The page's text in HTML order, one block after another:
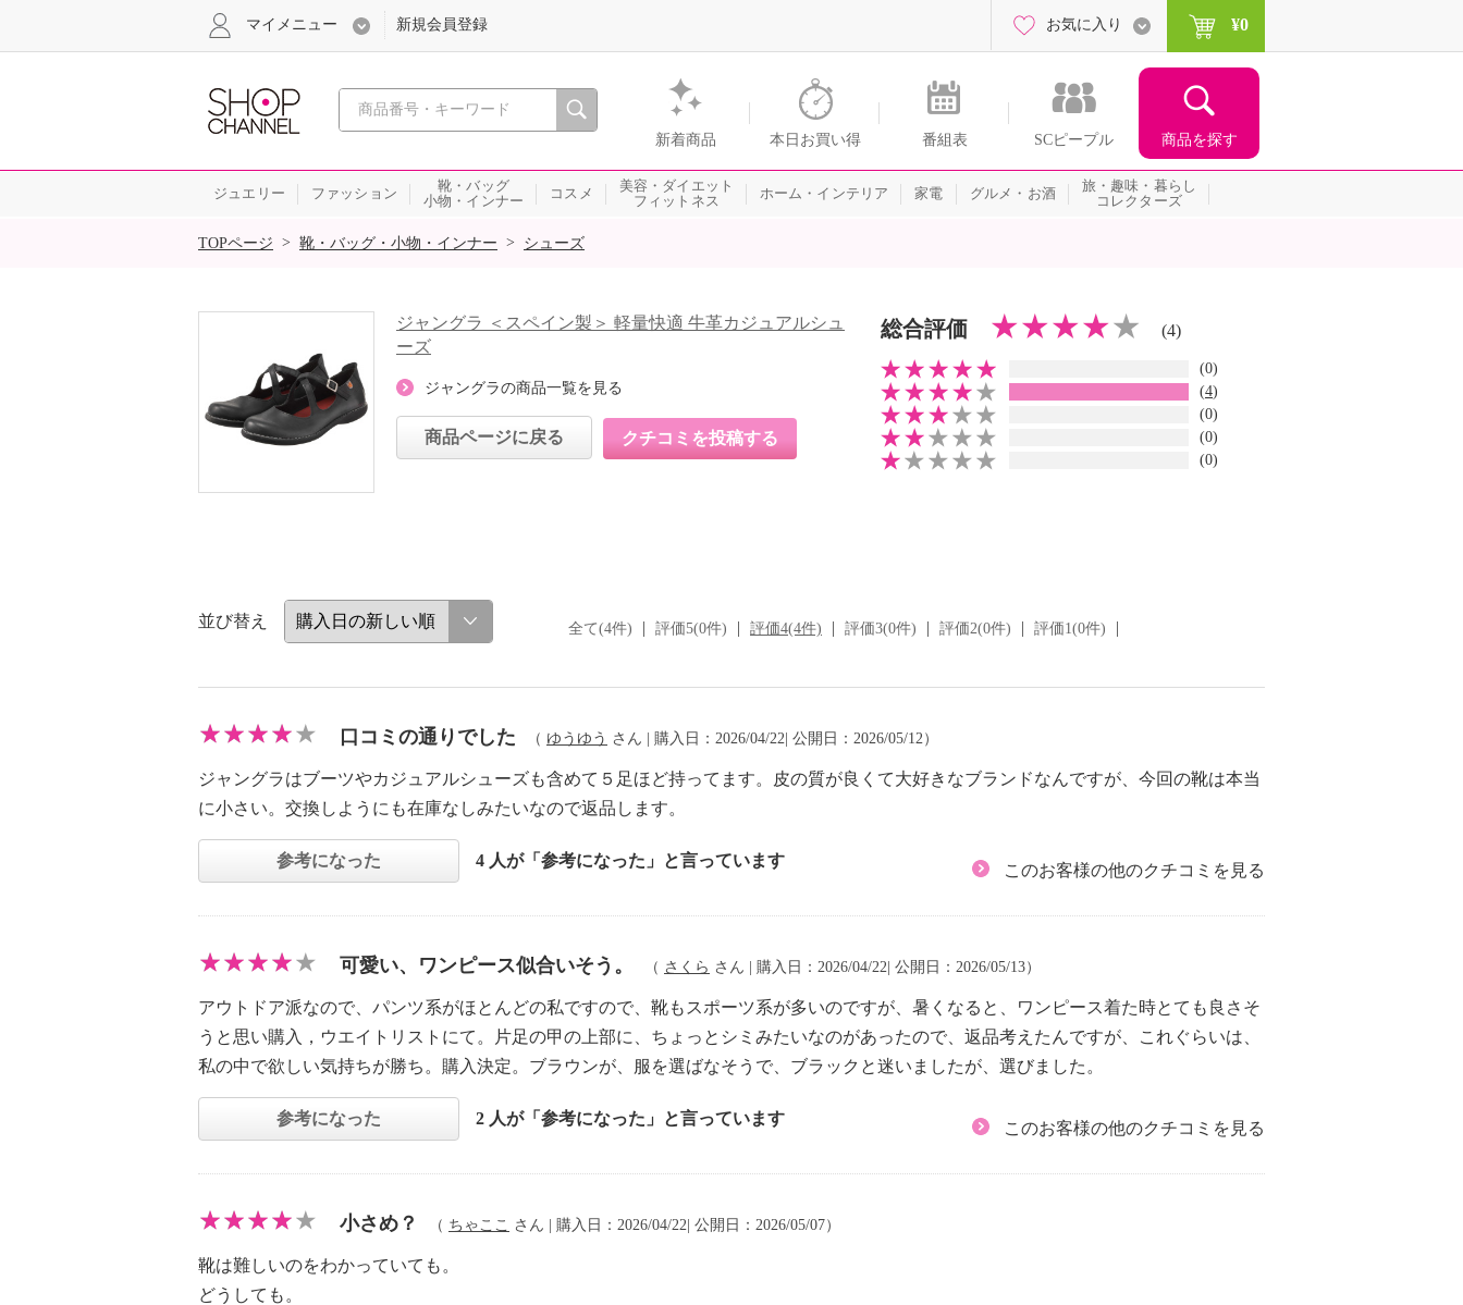
心おどる、瞬間を。通販・テレビショッピングのショップチャンネル
新着商品 本日お買い得 番組表 SCピープル 商品を探す
マイメニュー 新規会員登録 お気に入り ¥0
ジュエリー ファッション
靴・バッグ
小物・インナー
コスメ
美容・ダイエット
フィットネス
ホーム・インテリア 家電 グルメ・お酒
旅・趣味・暮らし
コレクターズ
SALE
TOPページ > 靴・バッグ・小物・インナー > シューズ
ジャングラ ＜スペイン製＞ 軽量快適 牛革カジュアルシュ
ーズ
ジャングラの商品一覧を見る
商品ページに戻る クチコミを投稿する
総合評価 (4)
(0)
(4)
(0)
(0)
(0)
並び替え 全て(4件) 評価5(0件) 評価4(4件) 評価3(0件) 評価2(0件) 評価1(0件)
口コミの通りでした （ ゆうゆう さん | 購入日：2026/04/22| 公開日：2026/05/12）
ジャングラはブーツやカジュアルシューズも含めて５足ほど持ってます。皮の質が良くて大好きなブランドなんですが、今回の靴は本当
に小さい。交換しようにも在庫なしみたいなので返品します。
参考になった 4 人が「参考になった」と言っています
このお客様の他のクチコミを見る
可愛い、ワンピース似合いそう。 （ さくら さん | 購入日：2026/04/22| 公開日：2026/05/13）
アウトドア派なので、パンツ系がほとんどの私ですので、靴もスポーツ系が多いのですが、暑くなると、ワンピース着た時とても良さそ
うと思い購入，ウエイトリストにて。片足の甲の上部に、ちょっとシミみたいなのがあったので、返品考えたんですが、これぐらいは、
私の中で欲しい気持ちが勝ち。購入決定。ブラウンが、服を選ばなそうで、ブラックと迷いましたが、選びました。
参考になった 2 人が「参考になった」と言っています
このお客様の他のクチコミを見る
小さめ？ （ ちゃここ さん | 購入日：2026/04/22| 公開日：2026/05/07）
靴は難しいのをわかっていても。
どうしても。